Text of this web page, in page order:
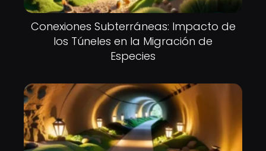
Conexiones Subterráneas: Impacto de
los Túneles en la Migración de
Especies